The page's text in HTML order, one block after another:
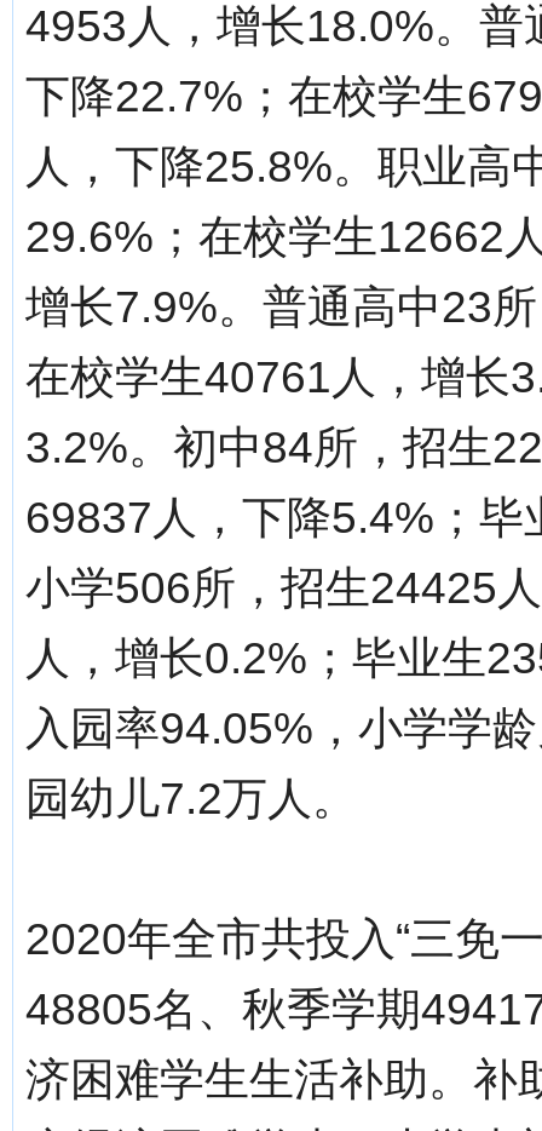
4953人，增长18.0%。
下降22.7%；在校学生
人，下降25.8%。职业高
29.6%；在校学生12662
增长7.9%。普通高中23
在校学生40761人，增长
3.2%。初中84所，招生
69837人，下降5.4%；
小学506所，招生24425
人，增长0.2%；毕业生
入园率94.05%，小学学
园幼儿7.2万人。
2020年全市共投入“三免
48805名、秋季学期
济困难学生生活补助。补